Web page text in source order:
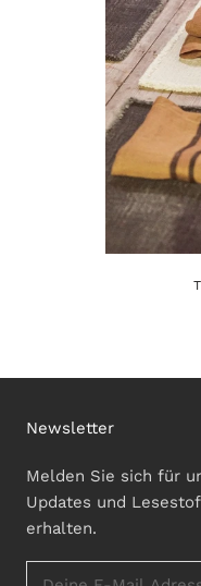
Newsletter
Melden Sie sich für
Updates und
erhalten.